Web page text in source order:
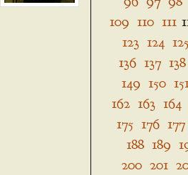
109 110 111
123 124
136 137 138
149 150
162 163 164
175 176 177
188 189
200 201